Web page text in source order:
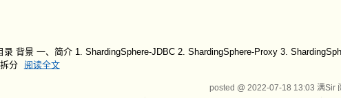
背景 一、简介 1. ShardingSphere-JDBC 2. ShardingSphere-Proxy 3.
分
阅读全文
posted @ 2022-07-18 13:03 满Sir